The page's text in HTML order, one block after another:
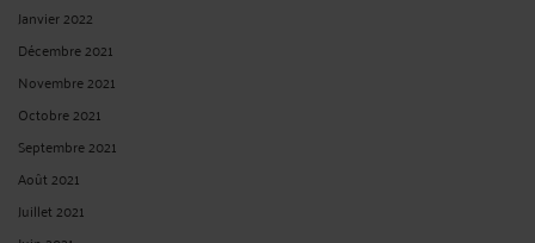
Janvier 2022
Décembre 2021
Novembre 2021
Octobre 2021
Septembre 2021
Août 2021
Juillet 2021